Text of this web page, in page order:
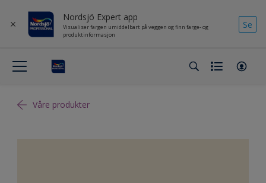
Nordsjö Expert app
Visualiser fargen umiddelbart på veggen og finn farge- og
produktinformasjon
Se
Våre produkter